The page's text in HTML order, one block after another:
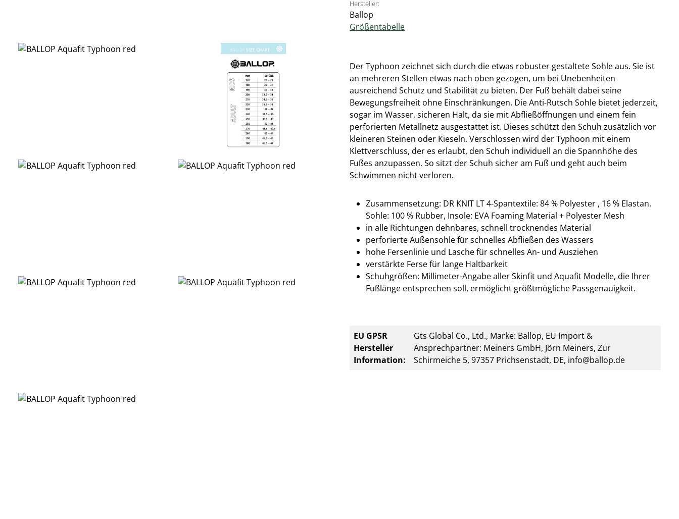
Hersteller:
Ballop
Größentabelle
Der Typhoon zeichnet sich durch die etwas robuster gestaltete Sohle aus. Sie ist
an mehreren Stellen etwas nach oben gezogen, um bei Unebenheiten
ausreichend Schutz und Stabilität zu bieten. Der Fuß behält dabei seine
Bewegungsfreiheit ohne Einschränkungen. Die Anti-Rutsch Sohle bietet jederzeit,
sogar im Wasser, sicheren Halt, da sie mit Abfließöffnungen und einem fein
perforierten Metallnetz ausgestattet ist. Dieses schützt den Schuh zusätzlich vor
kleineren Steinen oder Kieseln. Verschlossen wird der Typhoon mit einem
Klettverschluss, der es erlaubt, den Schuh individuell an die Spannhöhe des
Fußes anzupassen. So sitzt der Schuh sicher am Fuß und geht auch beim
Schwimmen nicht verloren.
Zusammensetzung: DR KNIT LT 4-Spantextile: 84 % Polyester , 16 % Elastan.
Sohle: 100 % Rubber, Insole: EVA Foaming Material + Polyester Mesh
in alle Richtungen dehnbares, schnell trocknendes Material
perforierte Außensohle für schnelles Abfließen des Wassers
hohe Fersenlinie und Lasche für schnelles An- und Ausziehen
verstärkte Ferse für lange Haltbarkeit
Schuhgrößen: Millimeter-Angabe aller Skinfit und Aquafit Modelle, die Ihrer
Fußlänge entsprechen soll, ermöglicht größtmögliche Passgenauigkeit.
EU GPSR
Hersteller
Information:
Gts Global Co., Ltd., Marke: Ballop, EU Import &
Ansprechpartner: Meiners GmbH, Jörn Meiners, Zur
Schirmeiche 5, 97357 Prichsenstadt, DE, info@ballop.de